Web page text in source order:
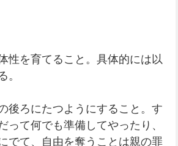
性を育てること。具体的には以
。
後ろにたつようにすること。す
って何でも準備してやったり、
でて、自由を奪うことは親の罪